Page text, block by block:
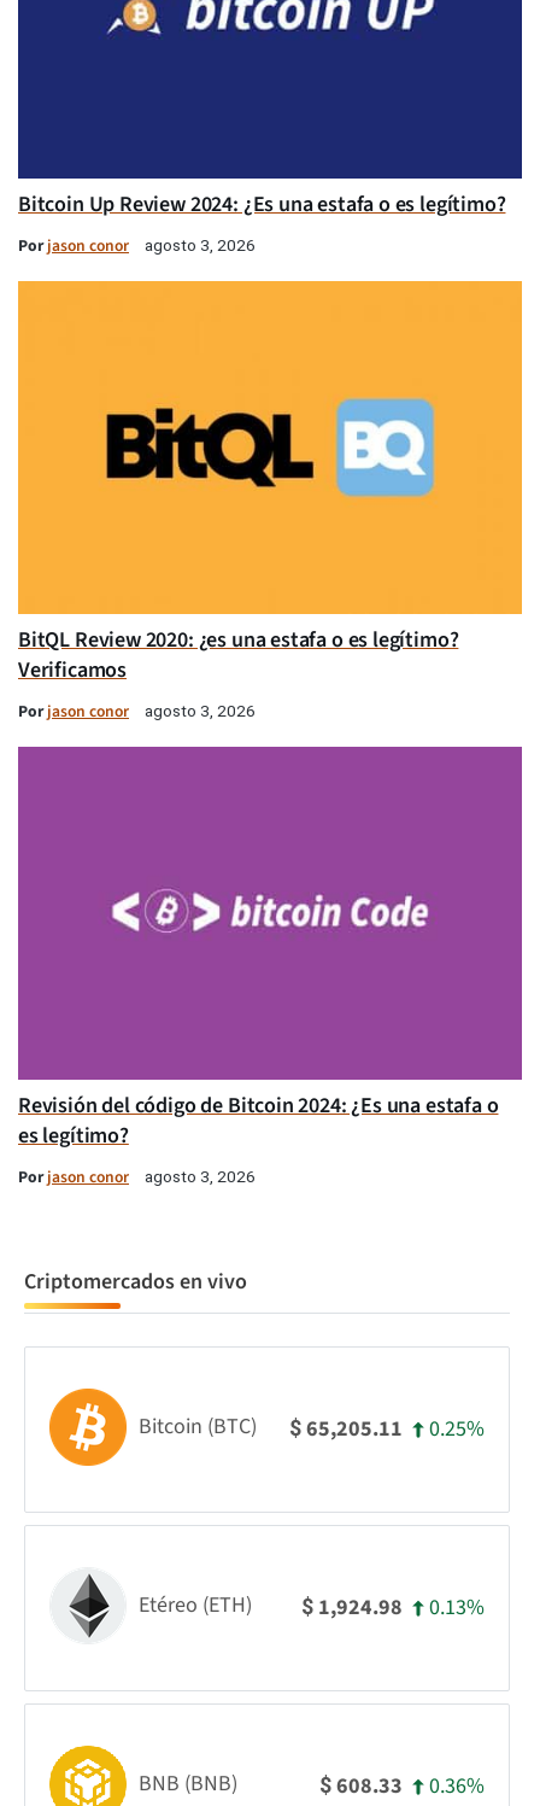
Bitcoin Up Review 2024: ¿Es una estafa o es legítimo?
Porjason conor agosto 3, 2026
BitQL Review 2020: ¿es una estafa o es legítimo?
Verificamos
Porjason conor agosto 3, 2026
Revisión del código de Bitcoin 2024: ¿Es una estafa o
es legítimo?
Porjason conor agosto 3, 2026
Criptomercados en vivo
Bitcoin (BTC) $65,205.11 0.25%
Etéreo (ETH) $ 1,924.98 0.13%
BNB (BNB) $608.33 0.36%